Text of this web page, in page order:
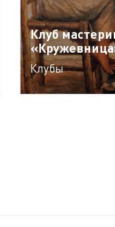
Клуб
Клубы